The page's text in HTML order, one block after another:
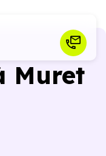
Muret